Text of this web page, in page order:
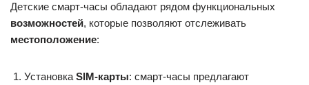
Детские смарт-часы обладают рядом функциональных
возможностей, которые позволяют отслеживать
местоположение:
Установка SIM-карты: смарт-часы предлагают